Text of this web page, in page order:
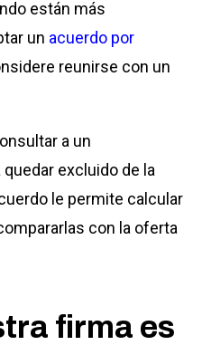
están más
un acuerdo por
reunirse con un
a un
excluido de la
le permite calcular
con la oferta
firma es